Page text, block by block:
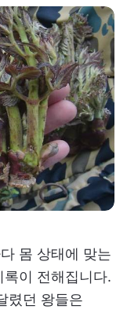
몸 상태에 맞는
이 전해집니다.
렸던 왕들은